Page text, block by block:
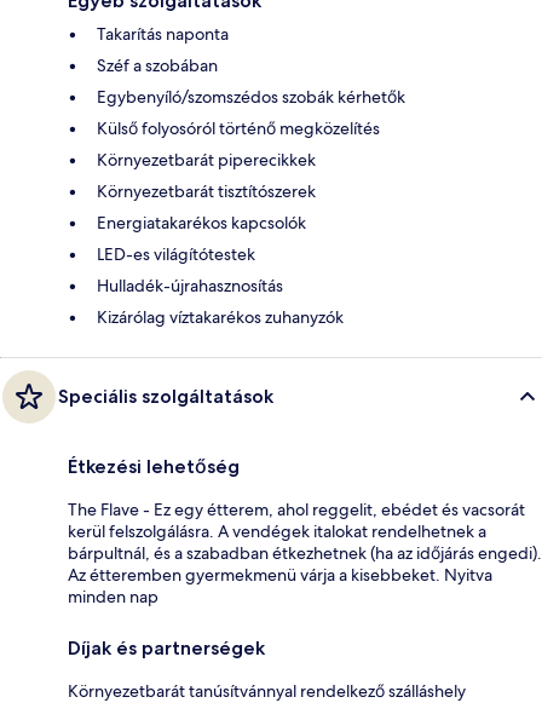
Takarítás naponta
Széf a szobában
Egybenyíló/szomszédos szobák kérhetők
Külső folyosóról történő megközelítés
Környezetbarát piperecikkek
Környezetbarát tisztítószerek
Energiatakarékos kapcsolók
LED-es világítótestek
Hulladék-újrahasznosítás
Kizárólag víztakarékos zuhanyzók
Speciális szolgáltatások
Étkezési lehetőség
The Flave - Ez egy étterem, ahol reggelit, ebédet és vacsorát
kerül felszolgálásra. A vendégek italokat rendelhetnek a
bárpultnál, és a szabadban étkezhetnek (ha az időjárás engedi).
Az étteremben gyermekmenü várja a kisebbeket. Nyitva
minden nap
Díjak és partnerségek
Környezetbarát tanúsítvánnyal rendelkező szálláshely